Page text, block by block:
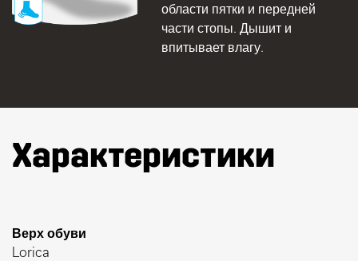
области пятки и передней
части стопы. Дышит и
впитывает влагу.
Характеристики
Верх обуви
Lorica